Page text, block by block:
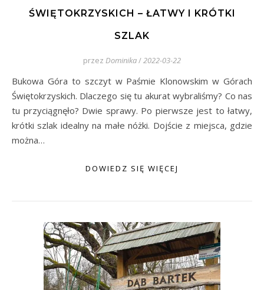
ŚWIĘTOKRZYSKICH – ŁATWY I KRÓTKI
SZLAK
przez Dominika/2022-03-22
Bukowa Góra to szczyt w Paśmie Klonowskim w Górach
Świętokrzyskich. Dlaczego się tu akurat wybraliśmy? Co nas
tu przyciągnęło? Dwie sprawy. Po pierwsze jest to łatwy,
krótki szlak idealny na małe nóżki. Dojście z miejsca, gdzie
można…
DOWIEDZ SIĘ WIĘCEJ